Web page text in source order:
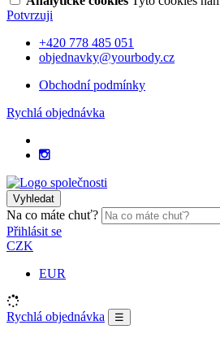
Potvrzuji
+420 778 485 051
objednavky@yourbody.cz
Obchodní podmínky
Rychlá objednávka
Vyhledat
Na co máte chuť?
Přihlásit se
CZK
EUR
Rychlá objednávka ☰